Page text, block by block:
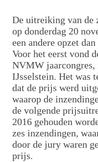
De uitreiking van de
op donderdag 20
een andere opzet
Voor het eerst vond
NVMW jaarcongres,
IJsselstein. Het was
dat de prijs werd
waarop de
de volgende
2016 gehouden
zes inzendingen,
door de jury waren
prijs.